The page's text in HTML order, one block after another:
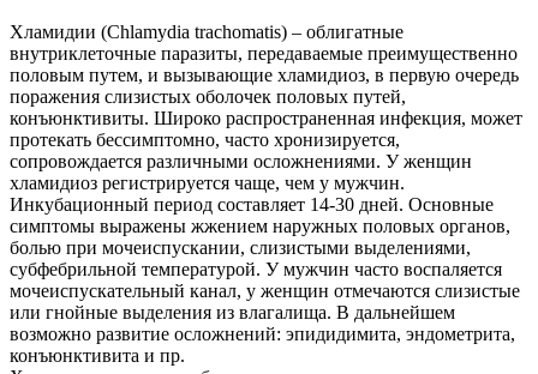
Хламидии (Chlamydia trachomatis) – облигатные
внутриклеточные паразиты, передаваемые преимущественно
половым путем, и вызывающие хламидиоз, в первую очередь
поражения слизистых оболочек половых путей,
конъюнктивиты. Широко распространенная инфекция, может
протекать бессимптомно, часто хронизируется,
сопровождается различными осложнениями. У женщин
хламидиоз регистрируется чаще, чем у мужчин.
Инкубационный период составляет 14-30 дней. Основные
симптомы выражены жжением наружных половых органов,
болью при мочеиспускании, слизистыми выделениями,
субфебрильной температурой. У мужчин часто воспаляется
мочеиспускательный канал, у женщин отмечаются слизистые
или гнойные выделения из влагалища. В дальнейшем
возможно развитие осложнений: эпидидимита, эндометрита,
конъюнктивита и пр.